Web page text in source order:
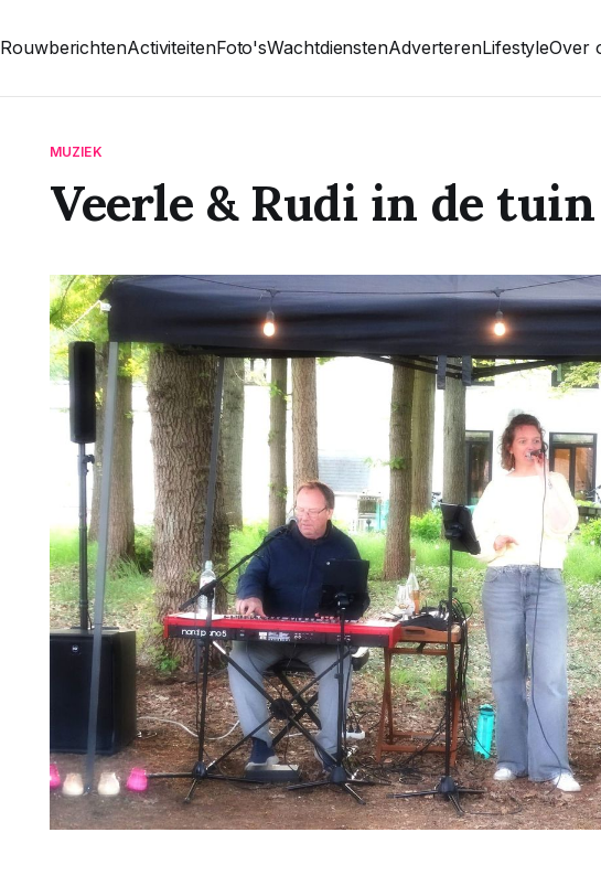
RouwberichtenActiviteitenFoto'sWachtdienstenAdverterenLifestyleOver
MUZIEK
Veerle & Rudi in de